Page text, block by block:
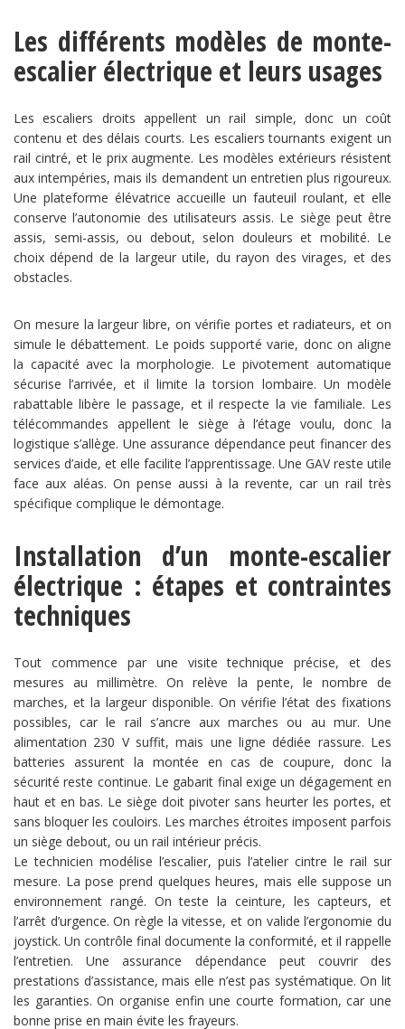
Les différents modèles de monte-
escalier électrique et leurs usages
Les escaliers droits appellent un rail simple, donc un coût
contenu et des délais courts. Les escaliers tournants exigent un
rail cintré, et le prix augmente. Les modèles extérieurs résistent
aux intempéries, mais ils demandent un entretien plus rigoureux.
Une plateforme élévatrice accueille un fauteuil roulant, et elle
conserve l’autonomie des utilisateurs assis. Le siège peut être
assis, semi-assis, ou debout, selon douleurs et mobilité. Le
choix dépend de la largeur utile, du rayon des virages, et des
obstacles.
On mesure la largeur libre, on vérifie portes et radiateurs, et on
simule le débattement. Le poids supporté varie, donc on aligne
la capacité avec la morphologie. Le pivotement automatique
sécurise l’arrivée, et il limite la torsion lombaire. Un modèle
rabattable libère le passage, et il respecte la vie familiale. Les
télécommandes appellent le siège à l’étage voulu, donc la
logistique s’allège. Une assurance dépendance peut financer des
services d’aide, et elle facilite l’apprentissage. Une GAV reste utile
face aux aléas. On pense aussi à la revente, car un rail très
spécifique complique le démontage.
Installation d’un monte-escalier
électrique : étapes et contraintes
techniques
Tout commence par une visite technique précise, et des
mesures au millimètre. On relève la pente, le nombre de
marches, et la largeur disponible. On vérifie l’état des fixations
possibles, car le rail s’ancre aux marches ou au mur. Une
alimentation 230 V suffit, mais une ligne dédiée rassure. Les
batteries assurent la montée en cas de coupure, donc la
sécurité reste continue. Le gabarit final exige un dégagement en
haut et en bas. Le siège doit pivoter sans heurter les portes, et
sans bloquer les couloirs. Les marches étroites imposent parfois
un siège debout, ou un rail intérieur précis.
Le technicien modélise l’escalier, puis l’atelier cintre le rail sur
mesure. La pose prend quelques heures, mais elle suppose un
environnement rangé. On teste la ceinture, les capteurs, et
l’arrêt d’urgence. On règle la vitesse, et on valide l’ergonomie du
joystick. Un contrôle final documente la conformité, et il rappelle
l’entretien. Une assurance dépendance peut couvrir des
prestations d’assistance, mais elle n’est pas systématique. On lit
les garanties. On organise enfin une courte formation, car une
bonne prise en main évite les frayeurs.